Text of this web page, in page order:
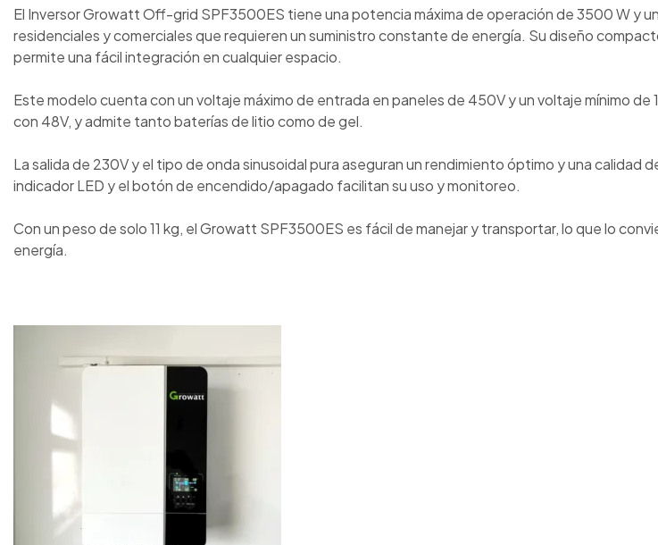
El Inversor Growatt Off-grid SPF3500ES tiene una potencia máxima de operación de 3500 W y
residenciales y comerciales que requieren un suministro constante de energía. Su diseño
permite una fácil integración en cualquier espacio.
Este modelo cuenta con un voltaje máximo de entrada en paneles de 450V y un voltaje mínimo
con 48V, y admite tanto baterías de litio como de gel.
La salida de 230V y el tipo de onda sinusoidal pura aseguran un rendimiento óptimo y una
indicador LED y el botón de encendido/apagado facilitan su uso y monitoreo.
Con un peso de solo 11 kg, el Growatt SPF3500ES es fácil de manejar y transportar, lo que lo
energía.